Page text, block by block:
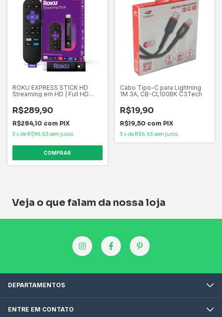
ROKU EXPRESS STICK HD
Streaming em HD | Full HD
3840BR
R$289,90
R$284,10 com PIX
3 x de R$96,63 sem juros
Cabo Tipo-C para Lightning
1M 3A, CB-CL100BK C3Tech
R$19,90
R$19,50 com PIX
3 x de R$6,63 sem juros
Veja o que falam da nossa loja
DEPARTAMENTOS
ENTRE EM CONTATO